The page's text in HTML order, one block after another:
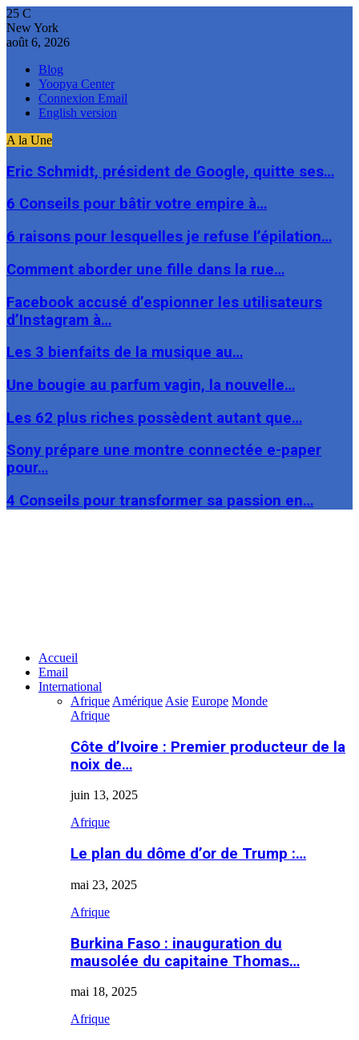
25 C
New York
août 6, 2026
Blog
Yoopya Center
Connexion Email
English version
A la Une
Eric Schmidt, président de Google, quitte ses…
6 Conseils pour bâtir votre empire à…
6 raisons pour lesquelles je refuse l’épilation…
Comment aborder une fille dans la rue…
Facebook accusé d’espionner les utilisateurs
d’Instagram à…
Les 3 bienfaits de la musique au…
Une bougie au parfum vagin, la nouvelle…
Les 62 plus riches possèdent autant que…
Sony prépare une montre connectée e-paper
pour…
4 Conseils pour transformer sa passion en…
Accueil
Email
International
Afrique Amérique Asie Europe Monde
Afrique
Côte d’Ivoire : Premier producteur de la
noix de…
juin 13, 2025
Afrique
Le plan du dôme d’or de Trump :…
mai 23, 2025
Afrique
Burkina Faso : inauguration du
mausolée du capitaine Thomas…
mai 18, 2025
Afrique